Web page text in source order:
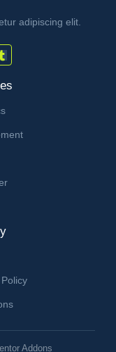
adipiscing elit.
Addons